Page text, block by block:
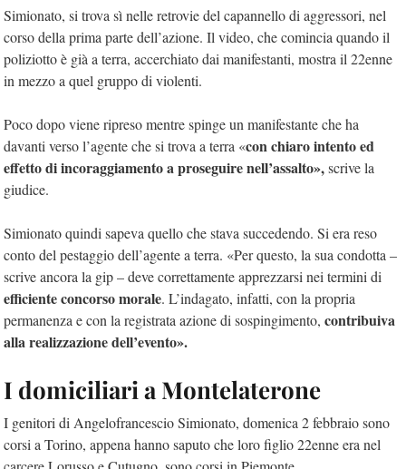
Simionato, si trova sì nelle retrovie del capannello di aggressori, nel
corso della prima parte dell’azione. Il video, che comincia quando il
poliziotto è già a terra, accerchiato dai manifestanti, mostra il 22enne
in mezzo a quel gruppo di violenti.
Poco dopo viene ripreso mentre spinge un manifestante che ha
davanti verso l’agente che si trova a terra «con chiaro intento ed
effetto di incoraggiamento a proseguire nell’assalto»,scrive la
giudice.
Simionato quindi sapeva quello che stava succedendo. Si era reso
conto del pestaggio dell’agente a terra. «Per questo, la sua condotta –
scrive ancora la gip – deve correttamente apprezzarsi nei termini di
efficiente concorso morale. L’indagato, infatti, con la propria
permanenza e con la registrata azione di sospingimento, contribuiva
alla realizzazione dell’evento».
I domiciliari a Montelaterone
I genitori di Angelofrancescio Simionato, domenica 2 febbraio sono
corsi a Torino, appena hanno saputo che loro figlio 22enne era nel